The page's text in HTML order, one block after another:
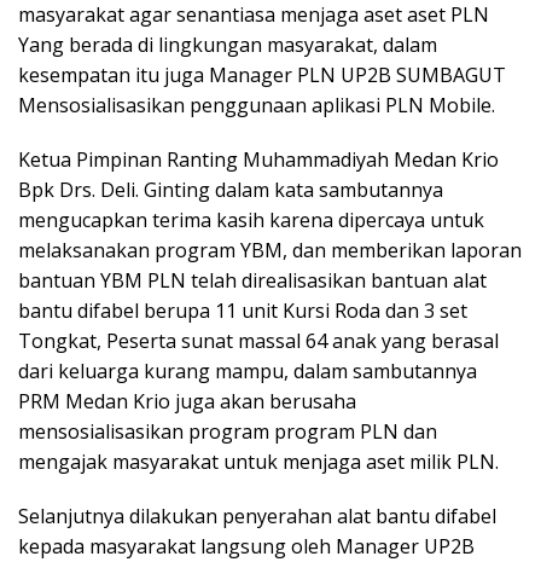
masyarakat agar senantiasa menjaga aset aset PLN
Yang berada di lingkungan masyarakat, dalam
kesempatan itu juga Manager PLN UP2B SUMBAGUT
Mensosialisasikan penggunaan aplikasi PLN Mobile.
Ketua Pimpinan Ranting Muhammadiyah Medan Krio
Bpk Drs. Deli. Ginting dalam kata sambutannya
mengucapkan terima kasih karena dipercaya untuk
melaksanakan program YBM, dan memberikan laporan
bantuan YBM PLN telah direalisasikan bantuan alat
bantu difabel berupa 11 unit Kursi Roda dan 3 set
Tongkat, Peserta sunat massal 64 anak yang berasal
dari keluarga kurang mampu, dalam sambutannya
PRM Medan Krio juga akan berusaha
mensosialisasikan program program PLN dan
mengajak masyarakat untuk menjaga aset milik PLN.
Selanjutnya dilakukan penyerahan alat bantu difabel
kepada masyarakat langsung oleh Manager UP2B